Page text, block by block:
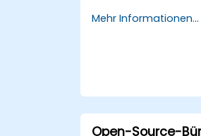
um Ende-zu-Ende-
Mehr Informationen...
Open-Source-